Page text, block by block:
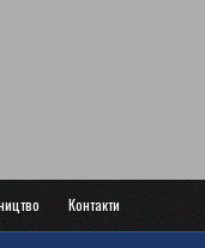
Контакти